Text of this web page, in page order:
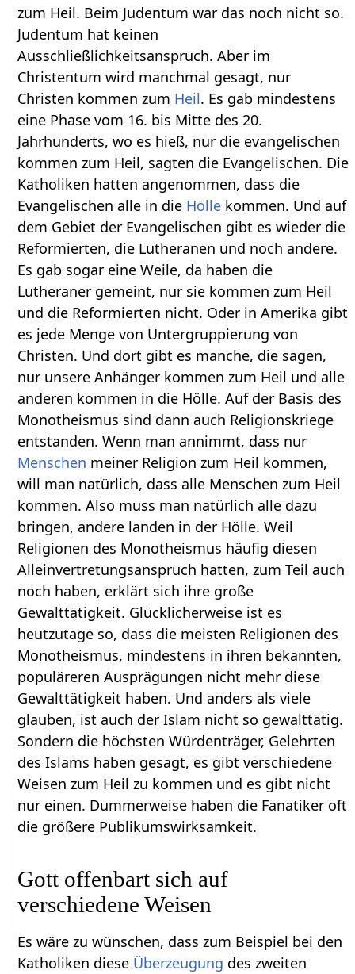
zum Heil. Beim Judentum war das noch nicht so.
Judentum hat keinen
Ausschließlichkeitsanspruch. Aber im
Christentum wird manchmal gesagt, nur
Christen kommen zum Heil. Es gab mindestens
eine Phase vom 16. bis Mitte des 20.
Jahrhunderts, wo es hieß, nur die evangelischen
kommen zum Heil, sagten die Evangelischen. Die
Katholiken hatten angenommen, dass die
Evangelischen alle in die Hölle kommen. Und auf
dem Gebiet der Evangelischen gibt es wieder die
Reformierten, die Lutheranen und noch andere.
Es gab sogar eine Weile, da haben die
Lutheraner gemeint, nur sie kommen zum Heil
und die Reformierten nicht. Oder in Amerika gibt
es jede Menge von Untergruppierung von
Christen. Und dort gibt es manche, die sagen,
nur unsere Anhänger kommen zum Heil und alle
anderen kommen in die Hölle. Auf der Basis des
Monotheismus sind dann auch Religionskriege
entstanden. Wenn man annimmt, dass nur
Menschen meiner Religion zum Heil kommen,
will man natürlich, dass alle Menschen zum Heil
kommen. Also muss man natürlich alle dazu
bringen, andere landen in der Hölle. Weil
Religionen des Monotheismus häufig diesen
Alleinvertretungsanspruch hatten, zum Teil auch
noch haben, erklärt sich ihre große
Gewalttätigkeit. Glücklicherweise ist es
heutzutage so, dass die meisten Religionen des
Monotheismus, mindestens in ihren bekannten,
populäreren Ausprägungen nicht mehr diese
Gewalttätigkeit haben. Und anders als viele
glauben, ist auch der Islam nicht so gewalttätig.
Sondern die höchsten Würdenträger, Gelehrten
des Islams haben gesagt, es gibt verschiedene
Weisen zum Heil zu kommen und es gibt nicht
nur einen. Dummerweise haben die Fanatiker oft
die größere Publikumswirksamkeit.
Gott offenbart sich auf
verschiedene Weisen
Es wäre zu wünschen, dass zum Beispiel bei den
Katholiken diese Überzeugung des zweiten